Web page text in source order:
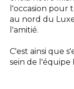
l'occasion pour
au nord du
l'amitié.
C'est ainsi que
sein de l'équipe